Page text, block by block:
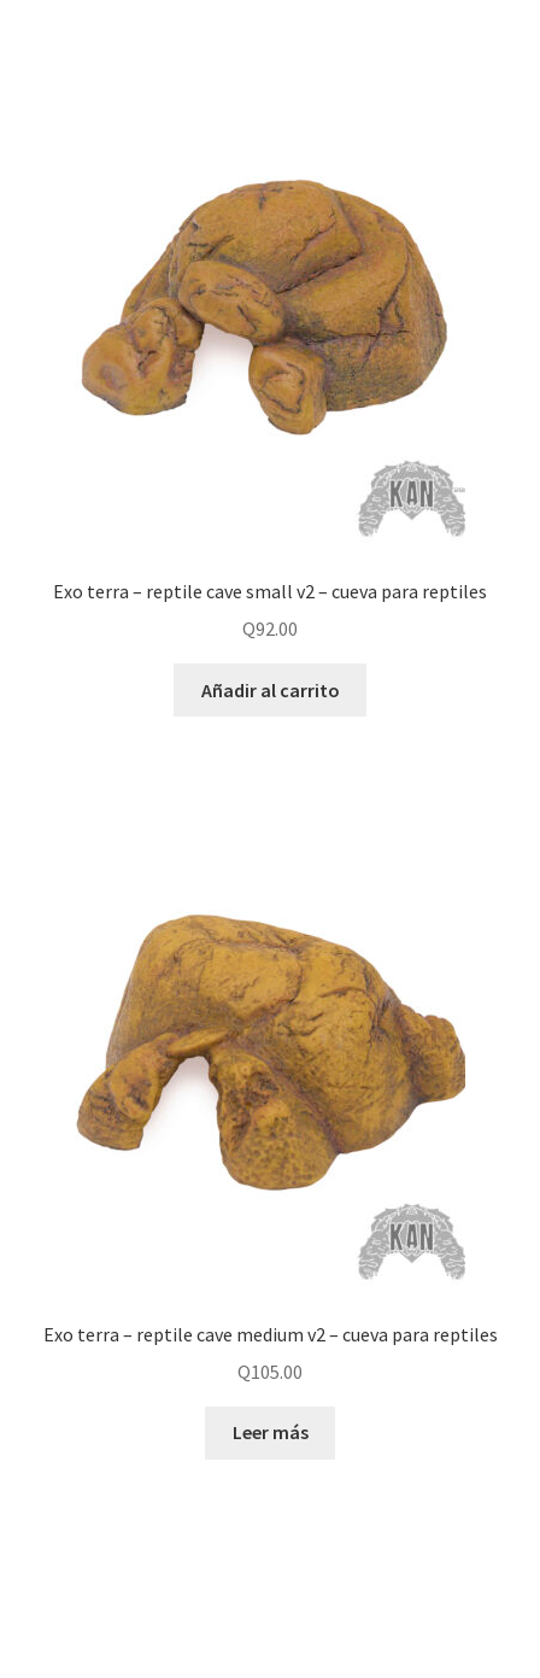
Exo terra – reptile cave small v2 – cueva para reptiles
Q92.00
Añadir al carrito
Exo terra – reptile cave medium v2 – cueva para reptiles
Q105.00
Leer más